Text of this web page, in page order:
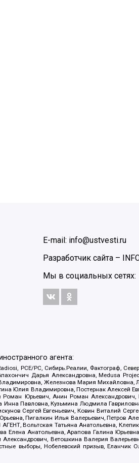
E-mail: info@ustvesti.ru
Разработчик сайта –
Мы в социальных сетях:
агента:
PCE/PC, Сибирь.Реалии, Фактограф,
Дарья Александровна, Medusa
Железнова Мария Михайловна,
Юлия Владимировна, Постернак Алексей
Юрьевич, Анин Роман
Инна Павловна, Кузьмина Людмила
Сергей Евгеньевич, Ковин Виталий
Пигалкин Илья Валерьевич, Петров
Вольтская Татьяна Анатольевна,
Елена Анатольевна, Арапова Галина
Ветошкина Валерия
выборы, Нобелевский призыв, Еланчик